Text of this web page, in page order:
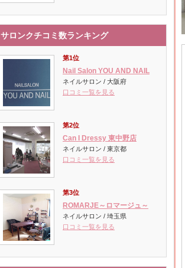
サロンクチコミ数ランキング
第1位
Nail Salon YOU AND NAIL
ネイルサロン / 大阪府
口コミ一覧を見る
第2位
Can I Dressy 東中野店
ネイルサロン / 東京都
口コミ一覧を見る
第3位
ROMARJE～ロマージュ～
ネイルサロン / 埼玉県
口コミ一覧を見る